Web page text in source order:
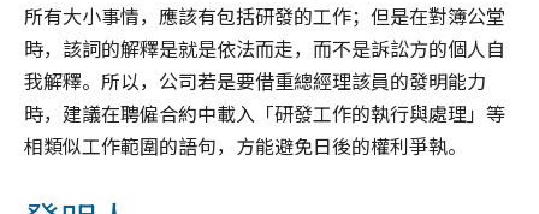
所有大小事情，應該有包括研發的工作；但是在對簿公堂
時，該詞的解釋是就是依法而走，而不是訴訟方的個人自
我解釋。所以，公司若是要借重總經理該員的發明能力
時，建議在聘僱合約中載入「研發工作的執行與處理」等
相類似工作範圍的語句，方能避免日後的權利爭執。